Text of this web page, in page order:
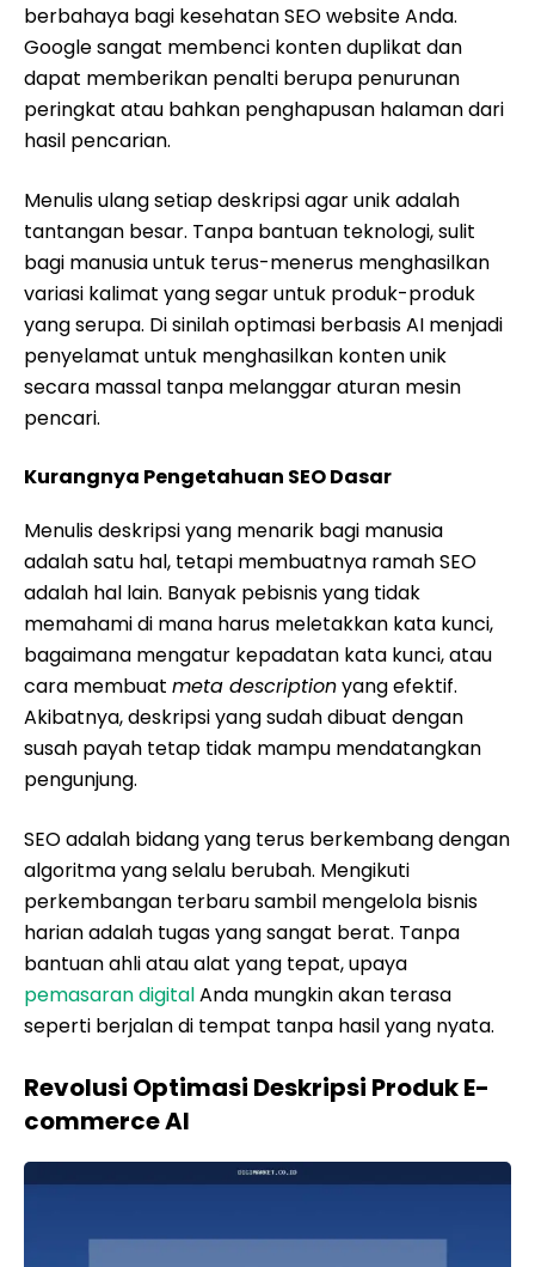
berbahaya bagi kesehatan SEO website Anda.
Google sangat membenci konten duplikat dan
dapat memberikan penalti berupa penurunan
peringkat atau bahkan penghapusan halaman dari
hasil pencarian.
Menulis ulang setiap deskripsi agar unik adalah
tantangan besar. Tanpa bantuan teknologi, sulit
bagi manusia untuk terus-menerus menghasilkan
variasi kalimat yang segar untuk produk-produk
yang serupa. Di sinilah optimasi berbasis AI menjadi
penyelamat untuk menghasilkan konten unik
secara massal tanpa melanggar aturan mesin
pencari.
Kurangnya Pengetahuan SEO Dasar
Menulis deskripsi yang menarik bagi manusia
adalah satu hal, tetapi membuatnya ramah SEO
adalah hal lain. Banyak pebisnis yang tidak
memahami di mana harus meletakkan kata kunci,
bagaimana mengatur kepadatan kata kunci, atau
cara membuat meta descriptionyang efektif.
Akibatnya, deskripsi yang sudah dibuat dengan
susah payah tetap tidak mampu mendatangkan
pengunjung.
SEO adalah bidang yang terus berkembang dengan
algoritma yang selalu berubah. Mengikuti
perkembangan terbaru sambil mengelola bisnis
harian adalah tugas yang sangat berat. Tanpa
bantuan ahli atau alat yang tepat, upaya
pemasaran digitalAnda mungkin akan terasa
seperti berjalan di tempat tanpa hasil yang nyata.
Revolusi Optimasi Deskripsi Produk E-
commerce AI